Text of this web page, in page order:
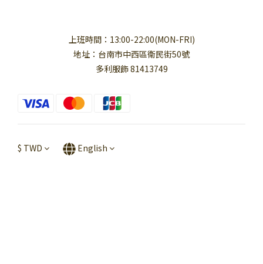
上班時間：13:00-22:00(MON-FRI)
地址：台南市中西區衛民街50號
多利服飾 81413749
$ TWD English